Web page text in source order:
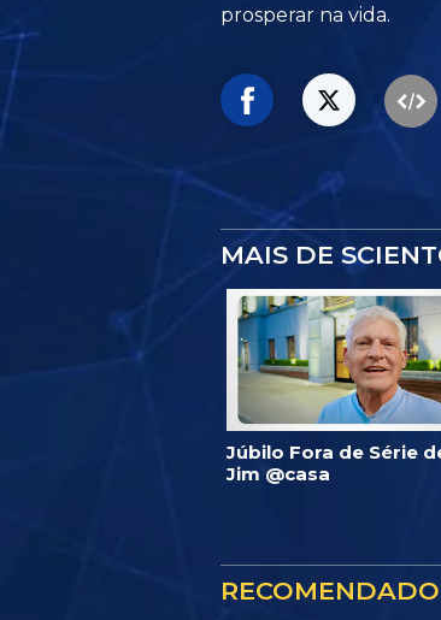
prosperar na vida.
MAIS DE
Júbilo Fora de Série
Jim @casa
RECOMENDADO